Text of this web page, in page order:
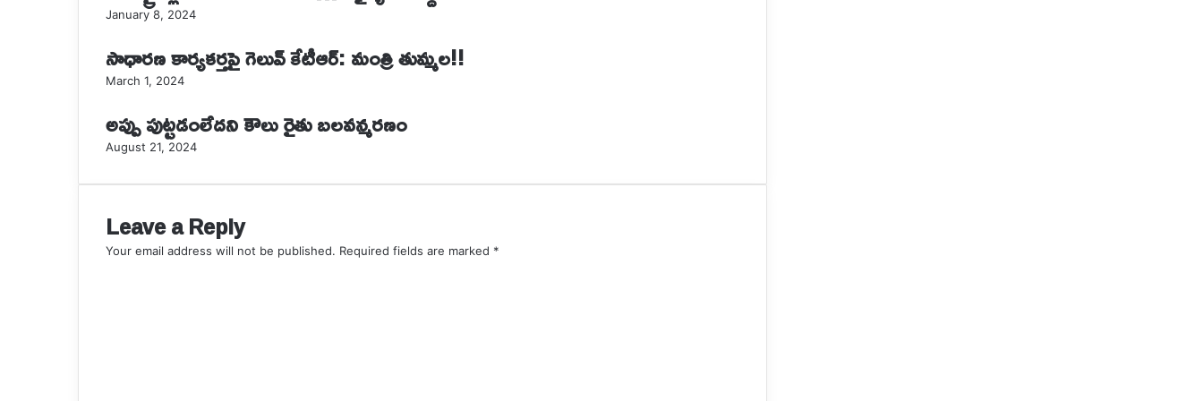
January 8, 2024
సాధారణ కార్యకర్తపై గెలువ్ కేటీఆర్: మంత్రి తుమ్మల!!
March 1, 2024
అప్పు పుట్టడంలేదని కౌలు రైతు బలవన్మరణం
August 21, 2024
Leave a Reply
Your email address will not be published. Required fields are marked *